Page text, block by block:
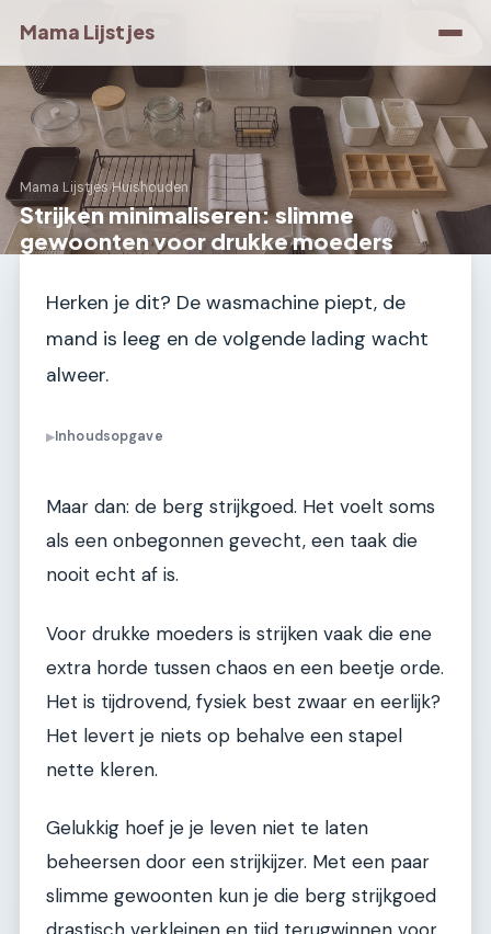
Mama Lijstjes
Mama Lijstjes›Huishouden
Strijken minimaliseren: slimme
gewoonten voor drukke moeders
Herken je dit? De wasmachine piept, de
mand is leeg en de volgende lading wacht
alweer.
▶Inhoudsopgave
Maar dan: de berg strijkgoed. Het voelt soms
als een onbegonnen gevecht, een taak die
nooit echt af is.
Voor drukke moeders is strijken vaak die ene
extra horde tussen chaos en een beetje orde.
Het is tijdrovend, fysiek best zwaar en eerlijk?
Het levert je niets op behalve een stapel
nette kleren.
Gelukkig hoef je je leven niet te laten
beheersen door een strijkijzer. Met een paar
slimme gewoonten kun je die berg strijkgoed